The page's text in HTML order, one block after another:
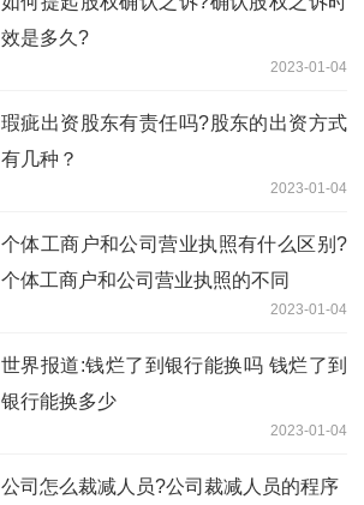
效是多久?
2023-01-04
瑕疵出资股东有责任吗?股东的出资方式
有几种？
2023-01-04
个体工商户和公司营业执照有什么区别?
个体工商户和公司营业执照的不同
2023-01-04
世界报道:钱烂了到银行能换吗 钱烂了到
银行能换多少
2023-01-04
公司怎么裁减人员?公司裁减人员的程序